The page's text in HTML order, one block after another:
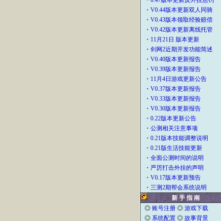
・ V0.44版本更新双人同骑
・ V0.43版本领取经验赔偿
・ V0.42版本更新离线托管
・ 11月21日 版本更新
・ 剑网2近期开发功能简述
・ V0.40版本更新报告
・ V0.39版本更新报告
・ 11月4日游戏更新公告
・ V0.37版本更新报告
・ V0.33版本更新报告
・ V0.30版本更新报告
・ 0.22版本更新公告
・ 公测相关注意事项
・ 0.21版本技能调整说明
・ 0.21版生活技能更新
・ 全面公测时间的说明
・ 严厉打击外挂的声明
・ V0.17版本更新预告
・ 三测2期帮会系统说明
新 手 指 南
◎ 账号注册◎ 游戏下载
◎ 系统配置◎ 故事背景